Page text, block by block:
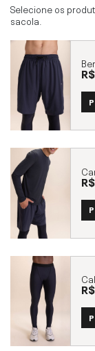
Selecione os
sacola.
P
P
P